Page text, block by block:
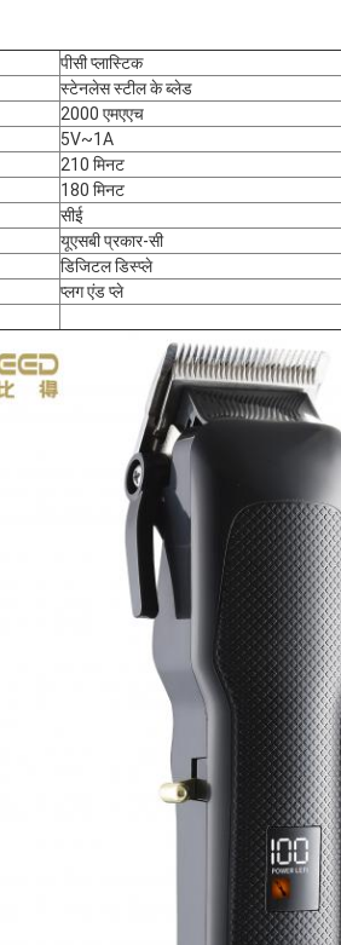
पीसी प्लास्टिक
स्टेनलेस स्टील के ब्लेड
2000 एमएएच
5V~1A
210 मिनट
180 मिनट
सीई
यूएसबी प्रकार-सी
डिजिटल डिस्प्ले
प्लग एंड प्ले